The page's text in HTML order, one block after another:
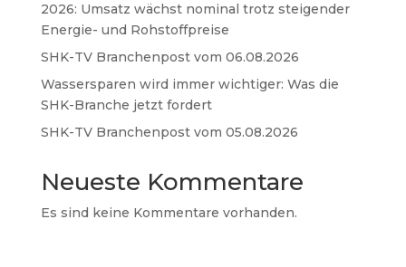
2026: Umsatz wächst nominal trotz steigender
Energie- und Rohstoffpreise
SHK-TV Branchenpost vom 06.08.2026
Wassersparen wird immer wichtiger: Was die
SHK-Branche jetzt fordert
SHK-TV Branchenpost vom 05.08.2026
Neueste Kommentare
Es sind keine Kommentare vorhanden.